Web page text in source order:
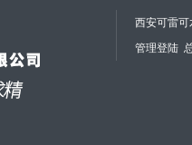
西安可雷
管理登陆